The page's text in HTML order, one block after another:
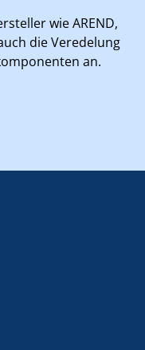
wie AREND,
die Veredelung
an.